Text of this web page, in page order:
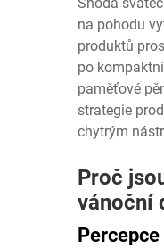
na pohodu
produktů
po
paměťové
strategie
chytrým
Proč
vánoční